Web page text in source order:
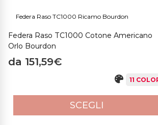
Federa Raso TC1000 Ricamo Bourdon
Federa Raso TC1000 Cotone Americano
Orlo Bourdon
da 151,59€
11
SCEGLI